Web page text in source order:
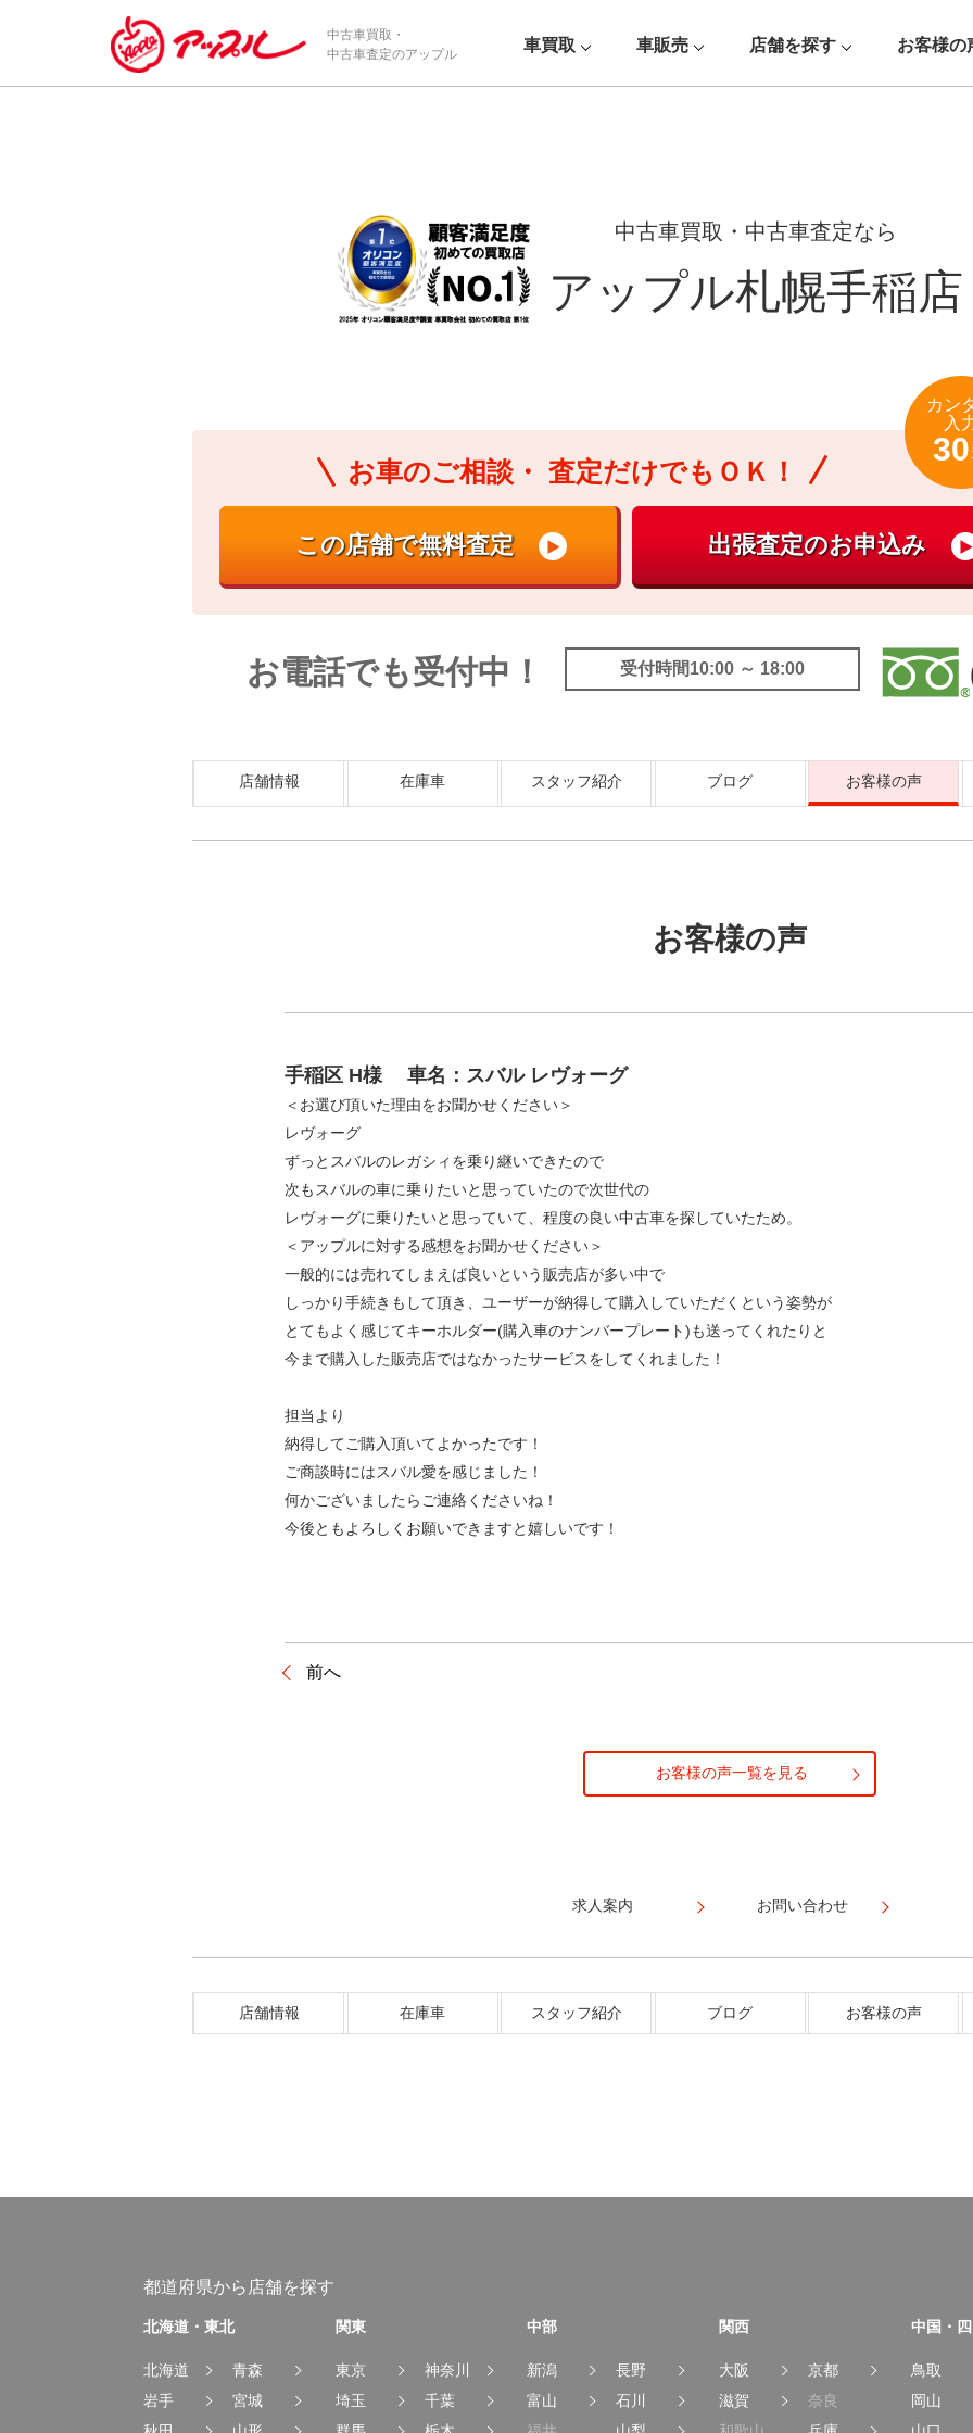
/*ABテスト_新規査定フォームの為のCVボタン*/
中古車買取・
中古車査定のアップル
車買取 車販売 店舗を探す お客様の
中古車買取・中古車査定なら
アップル札幌手稲店
お車のご相談・ 査定だけでもＯＫ！
カン
入
30
お電話でも受付中！ 受付時間10:00 ～ 18:00
店舗情報 在庫車 スタッフ紹介 ブログ お客様の声
お客様の声
手稲区 H様 車名：スバル レヴォーグ
＜お選び頂いた理由をお聞かせください＞
レヴォーグ
ずっとスバルのレガシィを乗り継いできたので
次もスバルの車に乗りたいと思っていたので次世代の
レヴォーグに乗りたいと思っていて、程度の良い中古車を探していたため。
＜アップルに対する感想をお聞かせください＞
一般的には売れてしまえば良いという販売店が多い中で
しっかり手続きもして頂き、ユーザーが納得して購入していただくという姿勢が
とてもよく感じてキーホルダー(購入車のナンバープレート)も送ってくれたりと
今まで購入した販売店ではなかったサービスをしてくれました！
担当より
納得してご購入頂いてよかったです！
ご商談時にはスバル愛を感じました！
何かございましたらご連絡くださいね！
今後ともよろしくお願いできますと嬉しいです！
前へ
お客様の声一覧を見る
求人案内 お問い合わせ
店舗情報 在庫車 スタッフ紹介 ブログ お客様の声
都道府県から店舗を探す
北海道・東北
北海道
青森
岩手
宮城
関東
東京
神奈川
埼玉
千葉
中部
新潟
長野
富山
石川
関西
大阪
京都
滋賀
奈良
中国・
鳥取
岡山